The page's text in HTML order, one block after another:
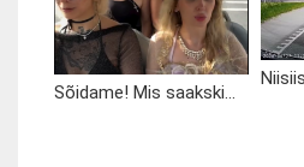
Sõidame! Mis saakski...